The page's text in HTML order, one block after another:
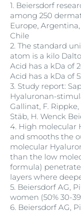
1. Beiersdorf
among 250
Europe,
Chile
2. The standard
atom is a kilo
Acid has a kDa of
Acid has a kDa of
3. Study report:
Hyaluronan-
Gallinat, F.
Stäb, H. Wenck
4. High molecular
and smooths the
molecular
than the low
formula)
layers where
5. Beiersdorf AG,
women (50% 30-
6. Beiersdorf AG,